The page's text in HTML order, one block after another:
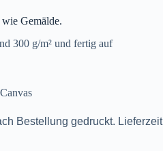
Gemälde.
300 g/m² und fertig auf
Bestellung gedruckt. Lieferzeit